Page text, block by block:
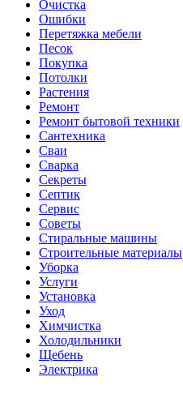
Очистка
Ошибки
Перетяжка мебели
Песок
Покупка
Потолки
Растения
Ремонт
Ремонт бытовой техники
Сантехника
Сваи
Сварка
Секреты
Септик
Сервис
Советы
Стиральные машины
Строительные материалы
Уборка
Услуги
Установка
Уход
Химчистка
Холодильники
Щебень
Электрика